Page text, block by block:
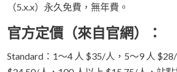
（5.x.x）永久免費，無年費。
官方定價（來自官網）：
Standard：1～4 人 $35/人，5～9 人